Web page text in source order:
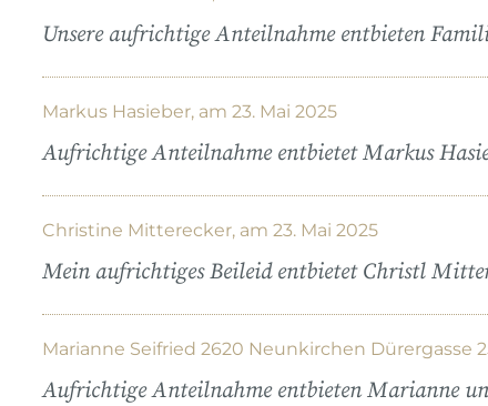
Unsere aufrichtige Anteilnahme entbieten
Markus Hasieber, am 23. Mai 2025
Aufrichtige Anteilnahme entbietet Markus
Christine Mitterecker, am 23. Mai 2025
Mein aufrichtiges Beileid entbietet Christl
Marianne Seifried 2620 Neunkirchen Dürergasse
Aufrichtige Anteilnahme entbieten Marianne